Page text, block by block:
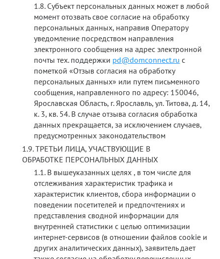
Субъект персональных данных может в любой
момент отозвать свое согласие на обработку
персональных данных, направив Оператору
уведомление посредством направления
электронного сообщения на адрес электронной
почты тех. поддержки pd@domconnect.ru с
пометкой «Отзыв согласия на обработку
персональных данных» или путем письменного
сообщения, направленного по адресу: 150046,
Ярославская Область, г. Ярославль, ул. Титова, д. 14,
к. 3, кв. 54. В случае отзыва согласия обработка
данных прекращается, за исключением случаев,
предусмотренных законодательством
ТРЕТЬИ ЛИЦА, УЧАСТВУЮЩИЕ В
ОБРАБОТКЕ ПЕРСОНАЛЬНЫХ ДАННЫХ
В вышеуказанных целях , в том числе для
отслеживания характеристик трафика и
характеристик клиентов, сбора информации о
поведении посетителей и предпочтениях и
представления сводной информации для
внутренней статистики с целью оптимизации
интернет-сервисов (в отношении файлов cookie и
других аналитических данных), заявитель дает